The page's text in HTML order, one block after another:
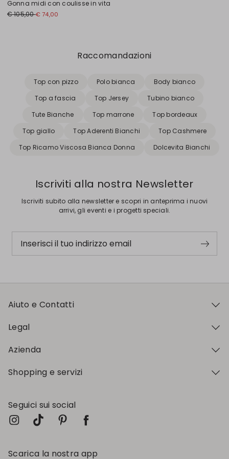
Gonna midi con coulisse in vita
€ 105,00€ 74,00
Raccomandazioni
Top con pizzo Polo bianca
Body bianco
Top a fascia
Top Jersey
Tubino bianco
Tute Bianche
Top marrone
Top bordeaux
Top giallo
Top Aderenti Bianchi
Top Cashmere
Top Ricamo Viscosa Bianca Donna
Dolcevita Bianchi
Iscriviti alla nostra Newsletter
Iscriviti subito alla newsletter e scopri in anteprima i nuovi
arrivi, gli eventi e i progetti speciali.
Inserisci il tuo indirizzo email
Aiuto e Contatti
Legal
Azienda
Shopping e servizi
Seguici sui social
Scarica la nostra app